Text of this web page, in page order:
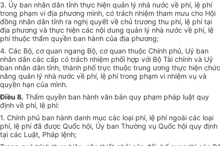
3. Ủy ban nhân dân tỉnh thực hiện quản lý nhà nước về phí, lệ phí
trong phạm vi địa phương mình, có trách nhiệm tham mưu cho Hội
đồng nhân dân tỉnh ra nghị quyết về chủ trương thu phí, lệ phí tại
địa phương và thực hiện các nội dung quản lý nhà nước về phí, lệ
phí thuộc thẩm quyền ban hành của địa phương;
4. Các Bộ, cơ quan ngang Bộ, cơ quan thuộc Chính phủ, Uỷ ban
nhân dân các cấp có trách nhiệm phối hợp với Bộ Tài chính và Uỷ
ban nhân dân tỉnh, thành phố trực thuộc trung ương thực hiện chức
năng quản lý nhà nước về phí, lệ phí trong phạm vi nhiệm vụ và
quyền hạn của mình.
Điều 8. Thẩm quyền ban hành văn bản quy phạm pháp luật quy
định về phí, lệ phí:
1. Chính phủ ban hành danh mục các loại phí, lệ phí ngoài các loại
phí, lệ phí đã được Quốc hội, Ủy ban Thường vụ Quốc hội quy định
tại các Luật, Pháp lệnh;